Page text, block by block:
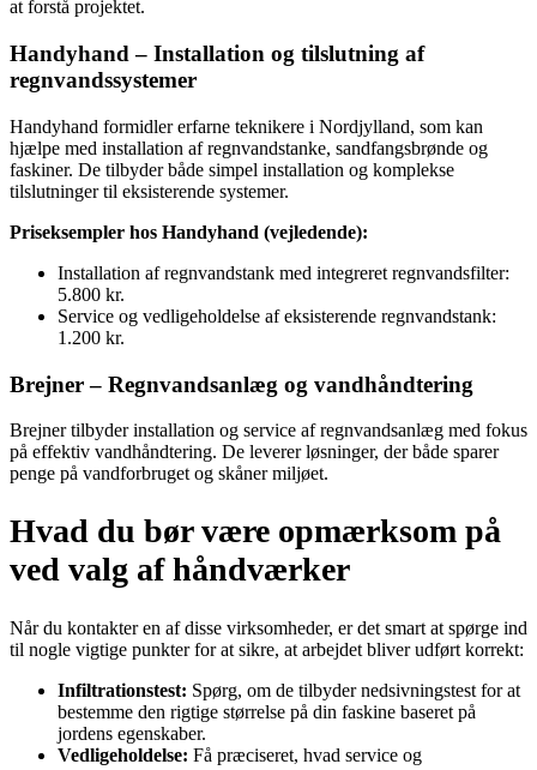
at forstå projektet.
Handyhand – Installation og tilslutning af
regnvandssystemer
Handyhand formidler erfarne teknikere i Nordjylland, som kan
hjælpe med installation af regnvandstanke, sandfangsbrønde og
faskiner. De tilbyder både simpel installation og komplekse
tilslutninger til eksisterende systemer.
Priseksempler hos Handyhand (vejledende):
Installation af regnvandstank med integreret regnvandsfilter:
5.800 kr.
Service og vedligeholdelse af eksisterende regnvandstank:
1.200 kr.
Brejner – Regnvandsanlæg og vandhåndtering
Brejner tilbyder installation og service af regnvandsanlæg med fokus
på effektiv vandhåndtering. De leverer løsninger, der både sparer
penge på vandforbruget og skåner miljøet.
Hvad du bør være opmærksom på
ved valg af håndværker
Når du kontakter en af disse virksomheder, er det smart at spørge ind
til nogle vigtige punkter for at sikre, at arbejdet bliver udført korrekt:
Infiltrationstest: Spørg, om de tilbyder nedsivningstest for at
bestemme den rigtige størrelse på din faskine baseret på
jordens egenskaber.
Vedligeholdelse: Få præciseret, hvad service og